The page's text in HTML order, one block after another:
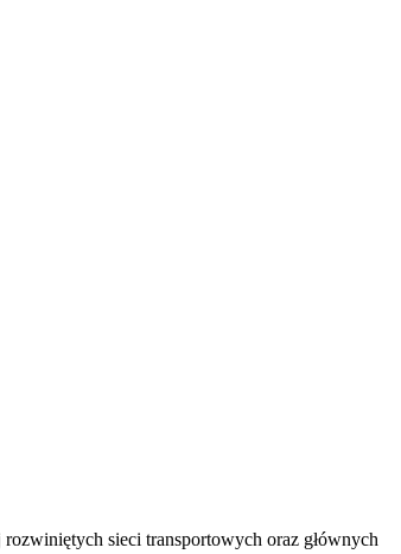
sieci transportowych oraz głównych